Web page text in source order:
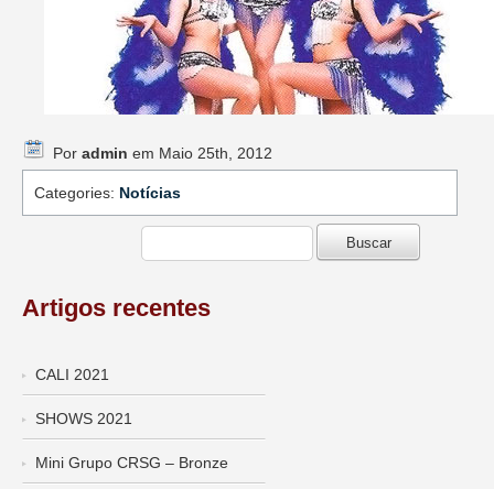
Por admin em Maio 25th, 2012
Categories: Notícias
Artigos recentes
CALI 2021
SHOWS 2021
Mini Grupo CRSG – Bronze